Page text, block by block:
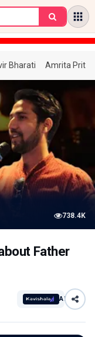
Bharati Amrita
738.4K
Father
AI